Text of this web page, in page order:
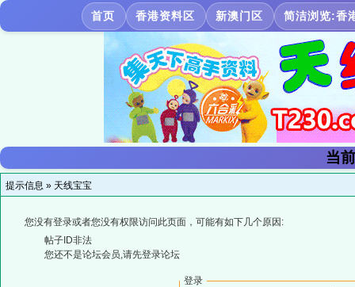
首页 香港资料区 新澳门区 简洁浏览:香
当
提示信息 » 天线宝宝
您没有登录或者您没有权限访问此页面，可能有如下几个原因:
帖子ID非法
您还不是论坛会员,请先登录论坛
登录